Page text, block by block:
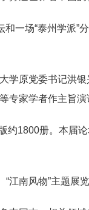
一场“泰州学派”
原党委书记洪银
专家学者作主旨演
1800册。本届
南风物”主题展览